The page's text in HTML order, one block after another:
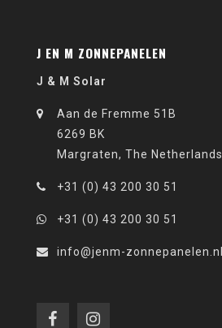
J EN M ZONNEPANELEN
J & M Solar
Aan de Fremme 51B
6269 BK
Margraten, The Netherlands
+31 (0) 43 200 30 51
+31 (0) 43 200 30 51
info@jenm-zonnepanelen.nl